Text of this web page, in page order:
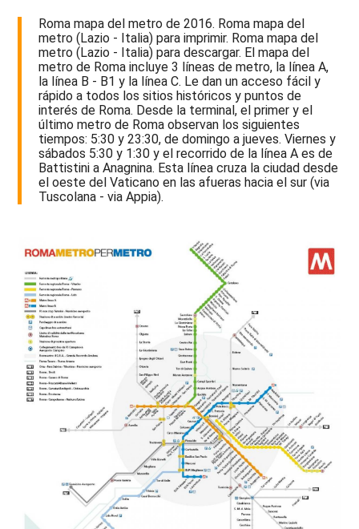
Roma mapa del metro de 2016. Roma mapa del
metro (Lazio - Italia) para imprimir. Roma mapa del
metro (Lazio - Italia) para descargar. El mapa del
metro de Roma incluye 3 líneas de metro, la línea A,
la línea B - B1 y la línea C. Le dan un acceso fácil y
rápido a todos los sitios históricos y puntos de
interés de Roma. Desde la terminal, el primer y el
último metro de Roma observan los siguientes
tiempos: 5:30 y 23:30, de domingo a jueves. Viernes y
sábados 5:30 y 1:30 y el recorrido de la línea A es de
Battistini a Anagnina. Esta línea cruza la ciudad desde
el oeste del Vaticano en las afueras hacia el sur (via
Tuscolana - via Appia).